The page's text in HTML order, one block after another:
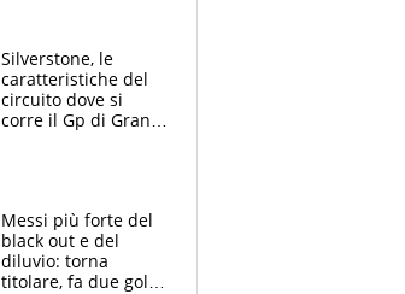
Silverstone, le
caratteristiche del
circuito dove si
corre il Gp di Gran
Messi più forte del
black out e del
diluvio: torna
titolare, fa due gol e